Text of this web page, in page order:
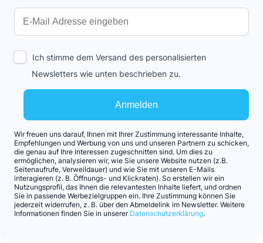
Anmelden
Ich stimme dem Versand des personalisierten
Newsletters wie unten beschrieben zu.
Wir freuen uns darauf, Ihnen mit Ihrer Zustimmung interessante Inhalte,
Empfehlungen und Werbung von uns und unseren Partnern zu schicken,
die genau auf Ihre Interessen zugeschnitten sind. Um dies zu
ermöglichen, analysieren wir, wie Sie unsere Website nutzen (z.B.
Seitenaufrufe, Verweildauer) und wie Sie mit unseren E-Mails
interagieren (z. B. Öffnungs- und Klickraten). So erstellen wir ein
Nutzungsprofil, das Ihnen die relevantesten Inhalte liefert, und ordnen
Sie in passende Werbezielgruppen ein. Ihre Zustimmung können Sie
jederzeit widerrufen, z. B. über den Abmeldelink im Newsletter. Weitere
Informationen finden Sie in unserer Datenschutzerklärung.